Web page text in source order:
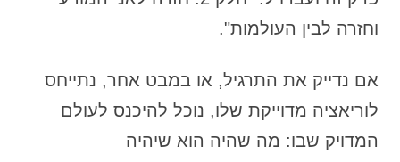
וחזרה לבין העולמות".
אם נדייק את התרגיל, או במבט אחר, נתייחס
לוריאציה מדוייקת שלו, נוכל להיכנס לעולם
המדויק שבו: מה שהיה הוא שיהיה